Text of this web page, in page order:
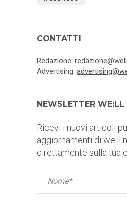
CONTATTI
Redazione:
Advertising:
NEWSLETTER WE:LL
Ricevi i nuovi articoli
aggiornamenti di we:ll
direttamente sulla tua